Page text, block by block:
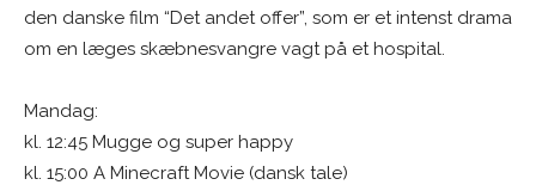
den danske film “Det andet offer”, som er et intenst drama
om en læges skæbnesvangre vagt på et hospital.
Mandag:
kl. 12:45 Mugge og super happy
kl. 15:00 A Minecraft Movie (dansk tale)